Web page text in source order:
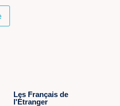
Les Français de
l'Étranger